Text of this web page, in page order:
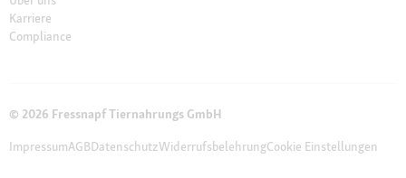
Karriere
Compliance
© 2026 Fressnapf Tiernahrungs GmbH
ImpressumAGBDatenschutzWiderrufsbelehrungCookie Einstellungen